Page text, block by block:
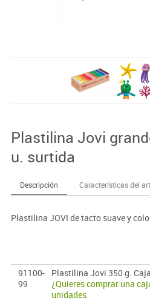
Plastilina Jovi
u. surtida
Descripción Características del
Plastilina JOVI de tacto suave y
91100-
99
Plastilina Jovi 350 g.
¿Quieres comprar una
unidades